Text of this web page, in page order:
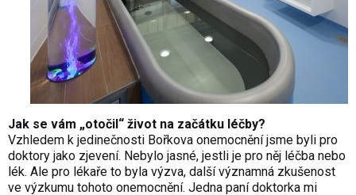
Jak se vám „otočil“ život na začátku léčby?
Vzhledem k jedinečnosti Bořkova onemocnění jsme byli pro
doktory jako zjevení. Nebylo jasné, jestli je pro něj léčba nebo
lék. Ale pro lékaře to byla výzva, další významná zkušenost
ve výzkumu tohoto onemocnění. Jedna paní doktorka mi